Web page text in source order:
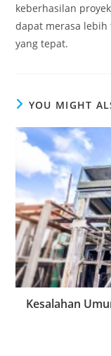
keberhasilan
dapat merasa lebih
yang tepat.
YOU MIGHT
Kesalahan